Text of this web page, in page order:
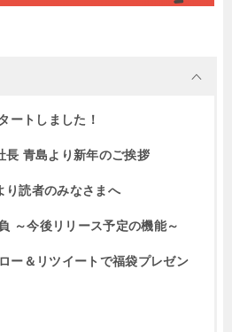
ートしました！
長 青島より新年のご挨拶
り読者のみなさまへ
～今後リリース予定の機能～
ー＆リツイートで福袋プレゼン